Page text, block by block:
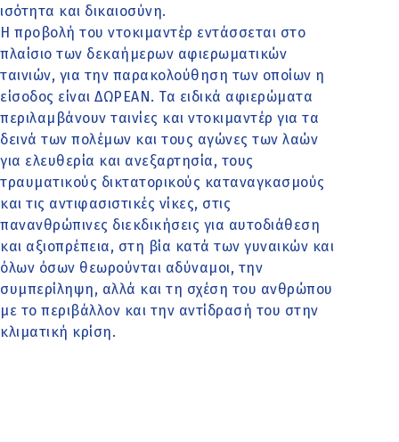
ισότητα και δικαιοσύνη.
Η προβολή του ντοκιμαντέρ εντάσσεται στο
πλαίσιο των δεκαήμερων αφιερωματικών
ταινιών, για την παρακολούθηση των οποίων η
είσοδος είναι ΔΩΡΕΑΝ. Τα ειδικά αφιερώματα
περιλαμβάνουν ταινίες και ντοκιμαντέρ για τα
δεινά των πολέμων και τους αγώνες των λαών
για ελευθερία και ανεξαρτησία, τους
τραυματικούς δικτατορικούς καταναγκασμούς
και τις αντιφασιστικές νίκες, στις
πανανθρώπινες διεκδικήσεις για αυτοδιάθεση
και αξιοπρέπεια, στη βία κατά των γυναικών και
όλων όσων θεωρούνται αδύναμοι, την
συμπερίληψη, αλλά και τη σχέση του ανθρώπου
με το περιβάλλον και την αντίδρασή του στην
κλιματική κρίση.